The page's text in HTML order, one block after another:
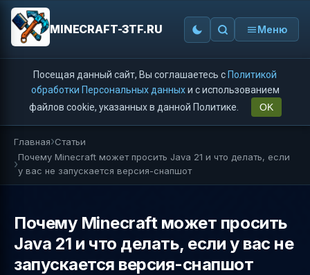
MINECRAFT-3TF.RU Меню
Посещая данный сайт, Вы соглашаетесь с Политикой
обработки Персональных данныхи с использованием
файлов cookie, указанных в данной Политике.
OK
Главная Статьи
Почему Minecraft может просить Java 21 и что делать, если
у вас не запускается версия-снапшот
Почему Minecraft может просить
Java 21 и что делать, если у вас не
запускается версия-снапшот